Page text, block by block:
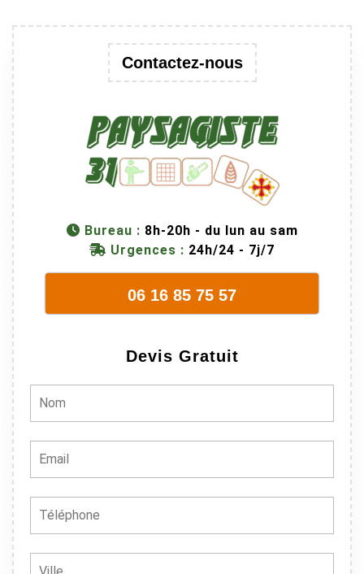
Contactez-nous
Bureau : 8h-20h - du lun au sam
Urgences : 24h/24 - 7j/7
06 16 85 75 57
Devis Gratuit